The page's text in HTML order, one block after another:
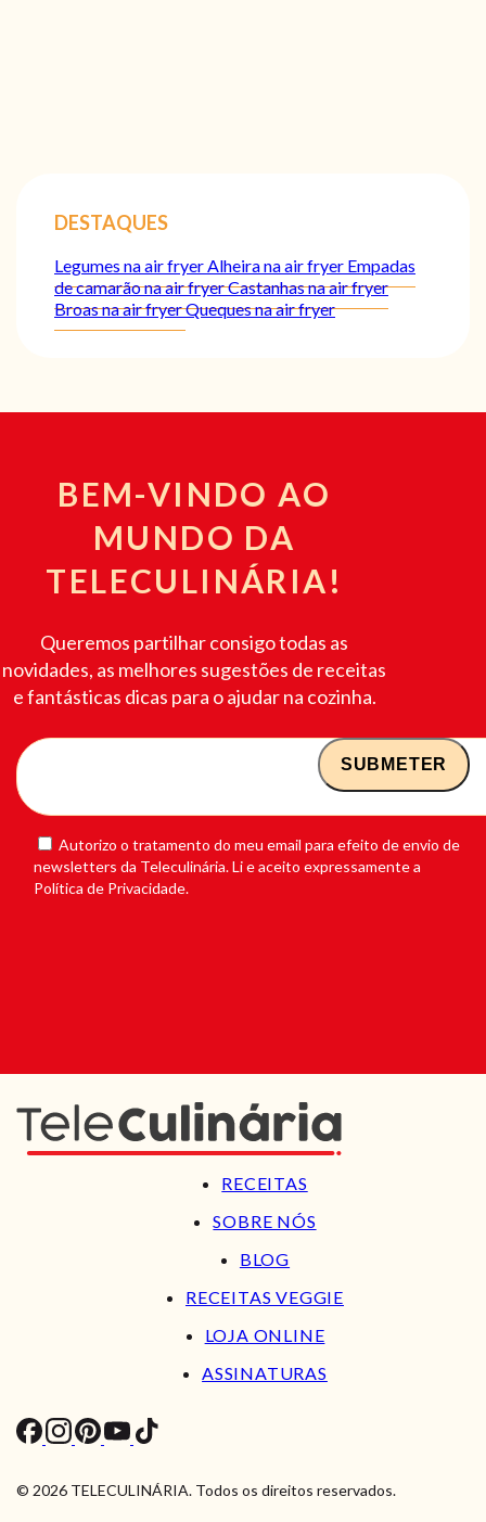
DESTAQUES
Legumes na air fryerAlheira na air fryer Empadas
de camarão na air fryerCastanhas na air fryer
Broas na air fryerQueques na air fryer
BEM-VINDO AO
MUNDO DA
TELECULINÁRIA!
Queremos partilhar consigo todas as
novidades, as melhores sugestões de receitas
e fantásticas dicas para o ajudar na cozinha.
Autorizo o tratamento do meu email para efeito de envio de
newsletters da Teleculinária. Li e aceito expressamente a
Política de Privacidade.
RECEITAS
SOBRE NÓS
BLOG
RECEITAS VEGGIE
LOJA ONLINE
ASSINATURAS
© 2026 TELECULINÁRIA. Todos os direitos reservados.